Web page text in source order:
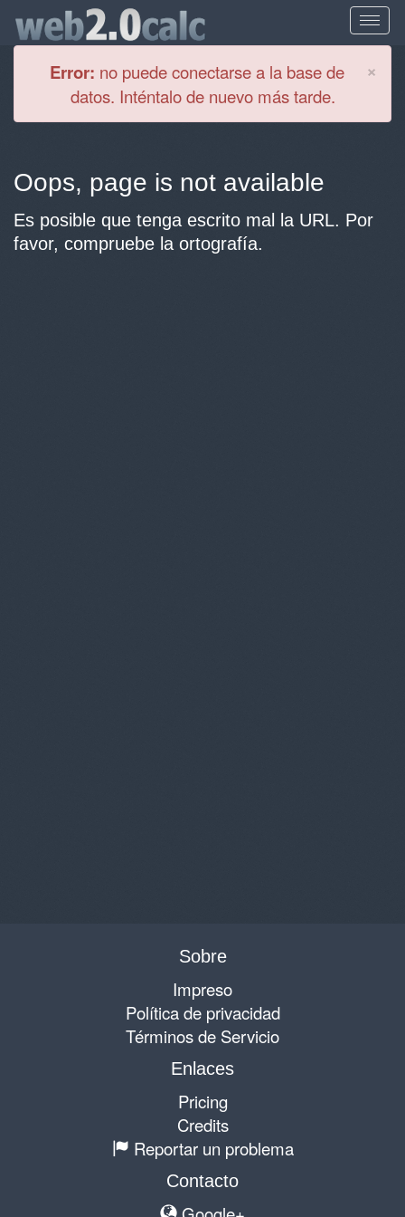
×
Error: no puede conectarse a la base de
datos. Inténtalo de nuevo más tarde.
Oops, page is not available
Es posible que tenga escrito mal la URL. Por
favor, compruebe la ortografía.
Sobre
Impreso
Política de privacidad
Términos de Servicio
Enlaces
Pricing
Credits
Reportar un problema
Contacto